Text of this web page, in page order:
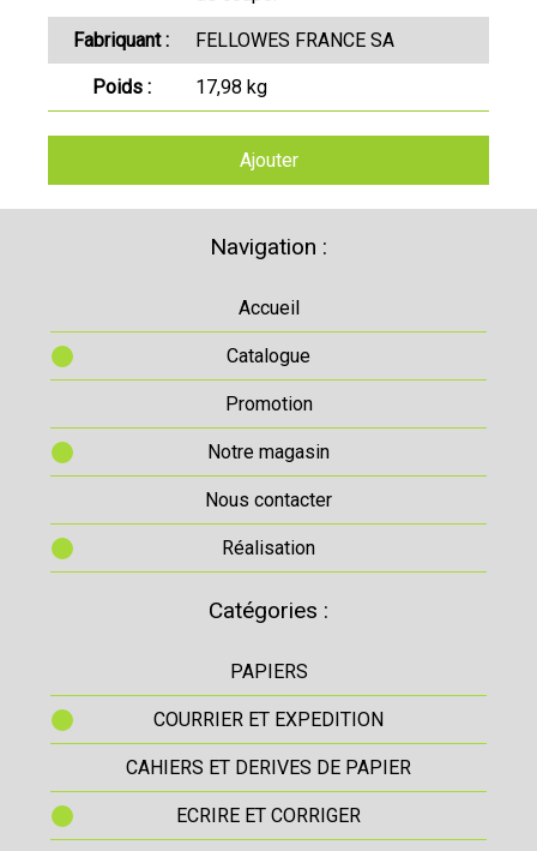
Fabriquant : FELLOWES FRANCE SA
Poids : 17,98 kg
Ajouter
Navigation :
Accueil
Catalogue
Promotion
Notre magasin
Nous contacter
Réalisation
Catégories :
PAPIERS
COURRIER ET EXPEDITION
CAHIERS ET DERIVES DE PAPIER
ECRIRE ET CORRIGER